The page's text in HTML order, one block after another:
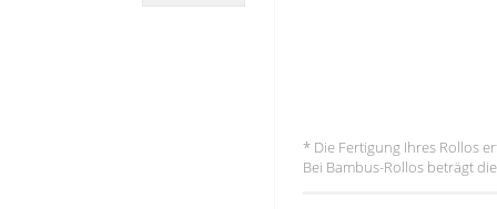
* Die Fertigung Ihres Rollos
Bei Bambus-Rollos beträgt